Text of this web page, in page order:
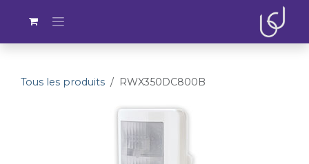
Tous les produits RWX350DC800B